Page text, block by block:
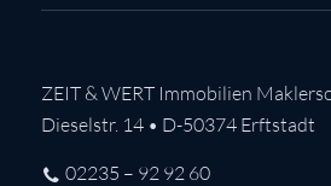
ZEIT & WERT Immobilien
Dieselstr. 14 • D-50374 Erftstadt
02235 – 92 92 60